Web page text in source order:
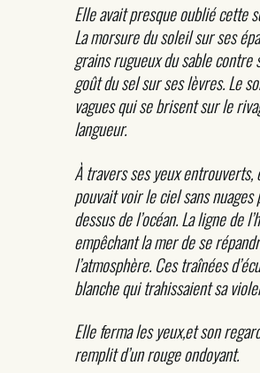
Elle avait presque oublié cette
La morsure du soleil sur ses
grains rugueux du sable contre
goût du sel sur ses lèvres. Le
vagues qui se brisent sur le
langueur.
À travers ses yeux entrouverts,
pouvait voir le ciel sans nuages
dessus de l’océan. La ligne de
empêchant la mer de se
l’atmosphère. Ces traînées
blanche qui trahissaient sa
Elle ferma les yeux,et son
remplit d’un rouge ondoyant.